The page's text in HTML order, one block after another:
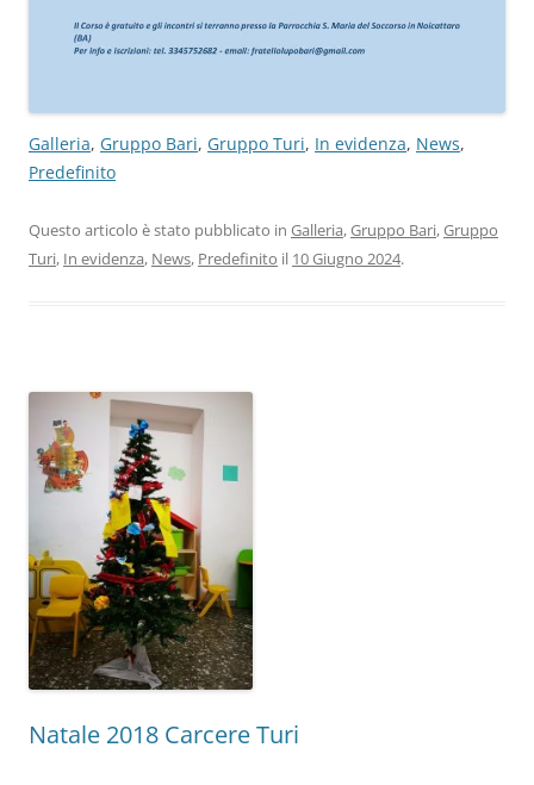
Galleria, Gruppo Bari, Gruppo Turi, In evidenza, News
Predefinito
Questo articolo è stato pubblicato in Galleria,Gruppo Bari,Gruppo
Turi, In evidenza, News, Predefinito il 10 Giugno 2024.
Natale 2018 Carcere Turi